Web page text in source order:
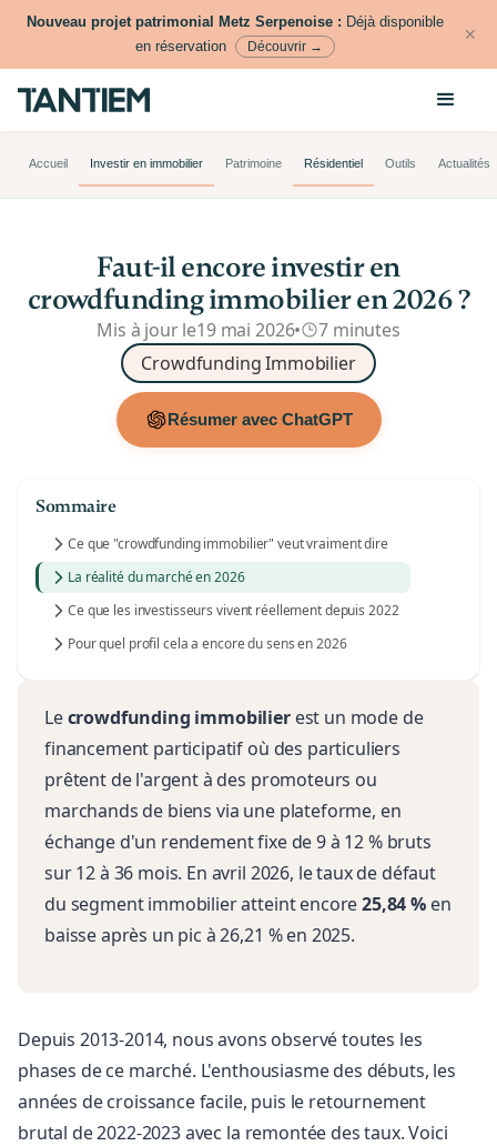
Nouveau projet patrimonial Metz Serpenoise : Déjà disponible
en réservation
Découvrir →
✕
Accueil Investir en immobilier Patrimoine Résidentiel Outils Actualités
Faut-il encore investir en
crowdfunding immobilier en 2026 ?
Mis à jour le19 mai 2026•
7 minutes
Crowdfunding Immobilier
Résumer avec ChatGPT
Sommaire
Ce que "crowdfunding immobilier" veut vraiment dire
La réalité du marché en 2026
Ce que les investisseurs vivent réellement depuis 2022
Pour quel profil cela a encore du sens en 2026
Lecrowdfunding immobilierest un mode de
financement participatif où des particuliers
prêtent de l'argent à des promoteurs ou
marchands de biens via une plateforme, en
échange d'un rendement fixe de 9 à 12 % bruts
sur 12 à 36 mois. En avril 2026, le taux de défaut
du segment immobilier atteint encore25,84 %en
baisse après un pic à 26,21 % en 2025.
Depuis 2013-2014, nous avons observé toutes les
phases de ce marché. L'enthousiasme des débuts, les
années de croissance facile, puis le retournement
brutal de 2022-2023 avec la remontée des taux. Voici